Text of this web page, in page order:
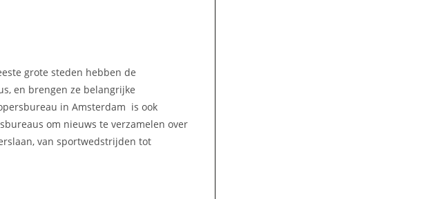
grote steden hebben de
en brengen ze belangrijke
in Amsterdam is ook
om nieuws te verzamelen over
van sportwedstrijden tot